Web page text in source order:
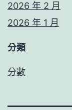
2026 年 2 月
2026 年 1 月
分類
分數